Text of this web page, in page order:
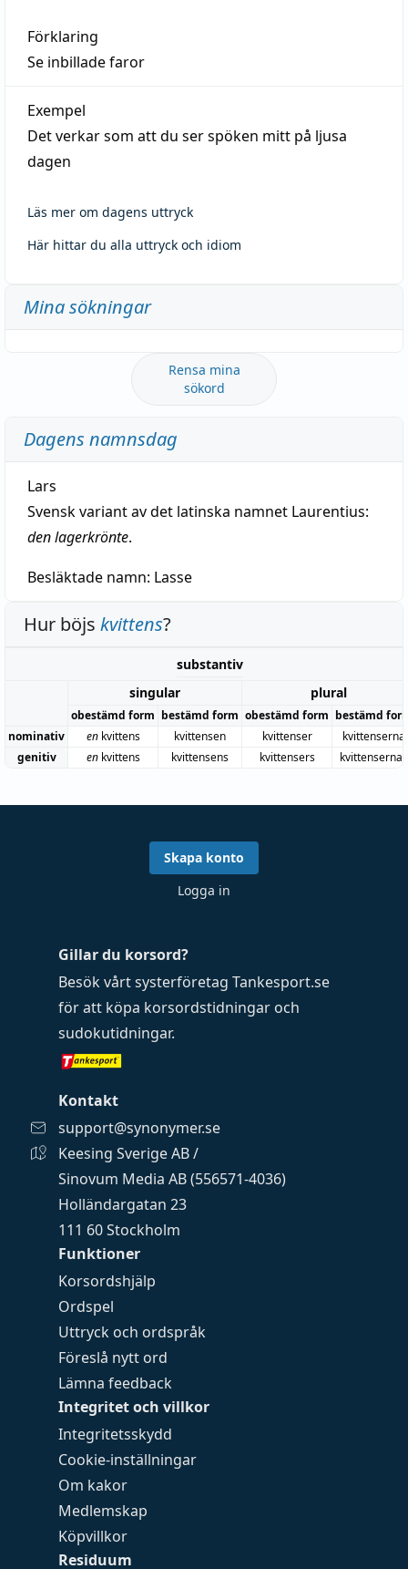
Förklaring
Se inbillade faror
Exempel
Det verkar som att du ser spöken mitt på ljusa
dagen
Läs mer om dagens uttryck
Här hittar du alla uttryck och idiom
Mina sökningar
Rensa mina
sökord
Dagens namnsdag
Lars
Svensk variant av det latinska namnet Laurentius:
den lagerkrönte.
Besläktade namn: Lasse
Hur böjs kvittens?
substantiv
singular
plural
obestämd form bestämd form obestämd form bestämd
nominativ
enkvittens kvittensen kvittenser
kvittenserna
genitiv
enkvittens kvittensens kvittensers kvittensernas
Funktioner
Korsordshjälp
Ordspel
Uttryck och ordspråk
Föreslå nytt ord
Lämna feedback
Integritet och villkor
Integritetsskydd
Cookie-inställningar
Om kakor
Medlemskap
Köpvillkor
Residuum
Gillar du korsord?
Besök vårt systerföretag Tankesport.se
för att köpa korsordstidningar och
sudokutidningar.
Kontakt
support@synonymer.se
Keesing Sverige AB /
Sinovum Media AB (556571-4036)
Holländargatan 23
111 60 Stockholm
Skapa konto
Logga in